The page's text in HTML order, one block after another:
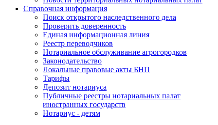
Справочная информация
Поиск открытого наследственного дела
Проверить доверенность
Единая информационная линия
Реестр переводчиков
Нотариальное обслуживание агрогородков
Законодательство
Локальные правовые акты БНП
Тарифы
Депозит нотариуса
Публичные реестры нотариальных палат
иностранных государств
Нотариус - детям